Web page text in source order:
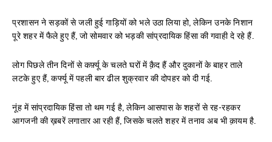
प्रशासन ने सड़कों से जली हुई गाड़ियों को भले उठा लिया हो, लेकिन उनके निशान
पूरे शहर में फैले हुए हैं, जो सोमवार को भड़की सांप्रदायिक हिंसा की गवाही दे रहे हैं.
लोग पिछले तीन दिनों से कर्फ़्यू के चलते घरों में क़ैद हैं और दुकानों के बाहर ताले
लटके हुए हैं, कर्फ्यू में पहली बार ढील शुक्रवार की दोपहर को दी गई.
नूंह में सांप्रदायिक हिंसा तो थम गई है, लेकिन आसपास के शहरों से रह-रहकर
आगजनी की ख़बरें लगातार आ रही हैं, जिसके चलते शहर में तनाव अब भी क़ायम है.